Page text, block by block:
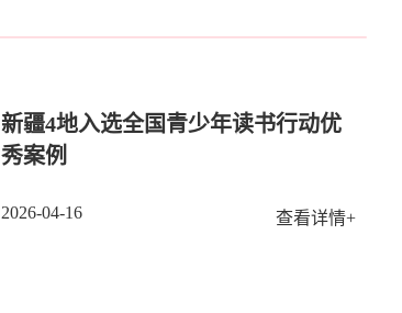
新疆4地入选全国青少年读书行动优
秀案例
2026-04-16 查看详情+